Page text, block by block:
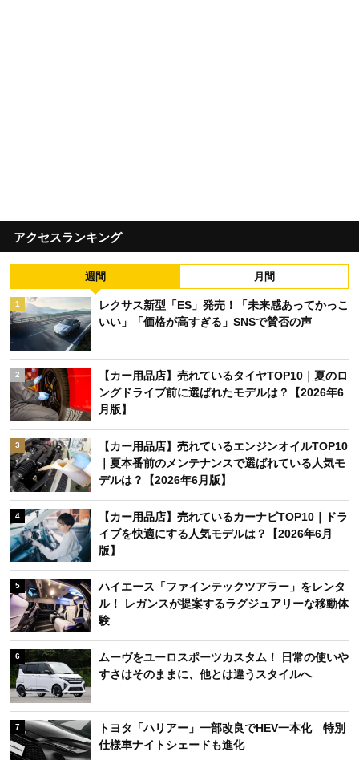
週間
レクサス新型「ES」発売！「未来感あってかっこ
いい」「価格が高すぎる」SNSで賛否の声
ングドライブ前に選ばれたモデルは？【2026年6
月版】
3
【カー用品店】売れているエンジンオイルTOP10
｜夏本番前のメンテナンスで選ばれている人気モ
デルは？【2026年6月版】
4
【カー用品店】売れているカーナビTOP10｜ドラ
イブを快適にする人気モデルは？【2026年6月
版】
5
ハイエース「ファインテックツアラー」をレンタ
ル！ レガンスが提案するラグジュアリーな移動体
験
6
ムーヴをユーロスポーツカスタム！ 日常の使いや
すさはそのままに、他とは違うスタイルへ
7
仕様車ナイトシェードも進化